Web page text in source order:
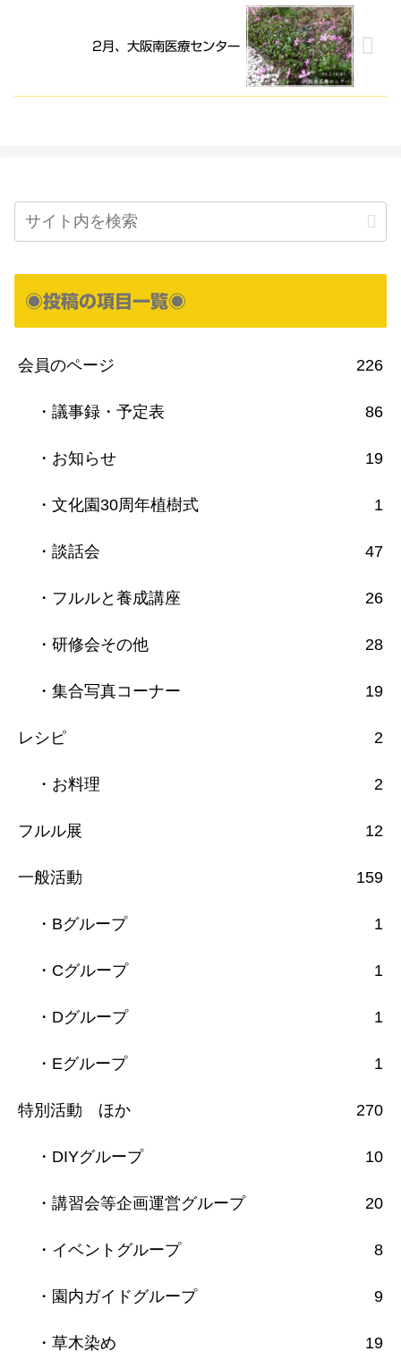
2月、大阪南医療センター
◉投稿の項目一覧◉
会員のページ 226
・議事録・予定表 86
・お知らせ 19
・文化園30周年植樹式 1
・談話会 47
・フルルと養成講座 26
・研修会その他 28
・集合写真コーナー 19
レシピ 2
・お料理 2
フルル展 12
一般活動 159
・Bグループ 1
・Cグループ 1
・Dグループ 1
・Eグループ 1
特別活動 ほか 270
・DIYグループ 10
・講習会等企画運営グループ 20
・イベントグループ 8
・園内ガイドグループ 9
・草木染め 19